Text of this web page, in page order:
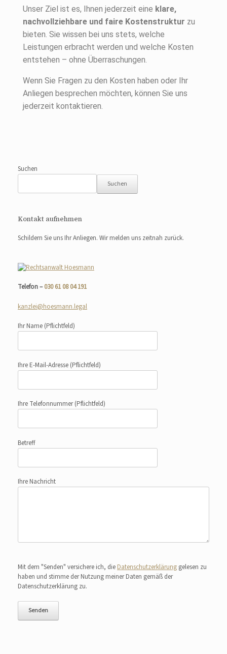
Unser Ziel ist es, Ihnen jederzeit eine klare,
nachvollziehbare und faire Kostenstruktur zu
bieten. Sie wissen bei uns stets, welche
Leistungen erbracht werden und welche Kosten
entstehen – ohne Überraschungen.
Wenn Sie Fragen zu den Kosten haben oder Ihr
Anliegen besprechen möchten, können Sie uns
jederzeit kontaktieren.
Suchen
Suchen
Kontakt aufnehmen
Schildern Sie uns Ihr Anliegen. Wir melden uns zeitnah zurück.
Telefon –030 61 08 04 191
kanzlei@hoesmann.legal
Ihr Name (Pflichtfeld)
Ihre E-Mail-Adresse (Pflichtfeld)
Ihre Telefonnummer(Pflichtfeld)
Betreff
Ihre Nachricht
Bitte lasse dieses Feld leer.
Mit dem "Senden" versichere ich, die Datenschutzerklärung gelesen zu
haben und stimme der Nutzung meiner Daten gemäß der
Datenschutzerklärung zu.